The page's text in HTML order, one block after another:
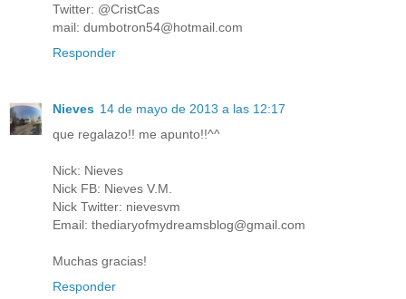
Twitter: @CristCas
mail: dumbotron54@hotmail.com
Responder
Nieves 14 de mayo de 2013 a las 12:17
que regalazo!! me apunto!!^^
Nick: Nieves
Nick FB: Nieves V.M.
Nick Twitter: nievesvm
Email: thediaryofmydreamsblog@gmail.com
Muchas gracias!
Responder